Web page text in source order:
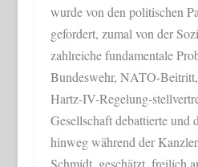
wurde von den politischen
gefordert, zumal von der
zahlreiche fundamentale
Bundeswehr, NATO-
Hartz-IV-Regelung-
Gesellschaft debattierte und
hinweg während der
Schmidt, geschätzt, freilich